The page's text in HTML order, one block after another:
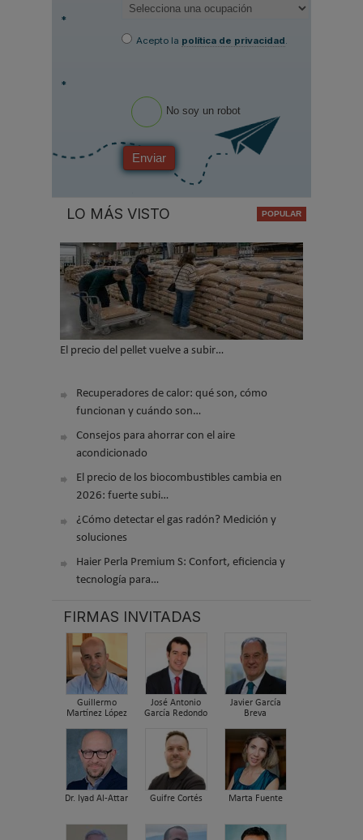
*
Acepto la política de privacidad.
*
No soy un robot
Enviar
LO MÁS VISTO
El precio del pellet vuelve a subir…
Recuperadores de calor: qué son, cómo
funcionan y cuándo son…
Consejos para ahorrar con el aire
acondicionado
El precio de los biocombustibles cambia en
2026: fuerte subi…
¿Cómo detectar el gas radón? Medición y
soluciones
Haier Perla Premium S: Confort, eficiencia y
tecnología para…
FIRMAS INVITADAS
Guillermo
Martínez López
José Antonio
García Redondo
Javier García
Breva
Dr. Iyad Al-Attar Guifre Cortés Marta Fuente